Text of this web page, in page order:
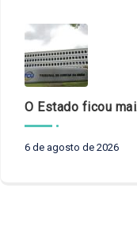
O Estado ficou mais complexo. O controle precisa acompanhar
6 de agosto de 2026